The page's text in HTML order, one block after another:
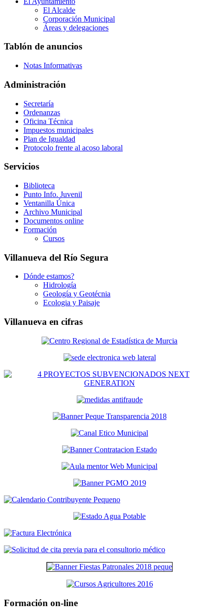
El Alcalde
Corporación Municipal
Áreas y delegaciones
Tablón de anuncios
Notas Informativas
Administración
Secretaría
Ordenanzas
Oficina Técnica
Impuestos municipales
Plan de Igualdad
Protocolo frente al acoso laboral
Servicios
Biblioteca
Punto Info. Juvenil
Ventanilla Única
Archivo Municipal
Documentos online
Formación
Cursos
Villanueva del Río Segura
Dónde estamos?
Hidrología
Geología y Geotécnia
Ecologia y Paisaje
Villanueva en cifras
Formación on-line